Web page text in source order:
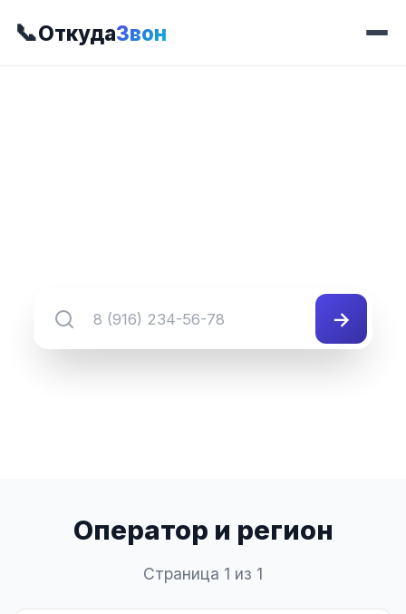
📞ОткудаЗвон
→
Оператор и регион
Страница 1 из 1